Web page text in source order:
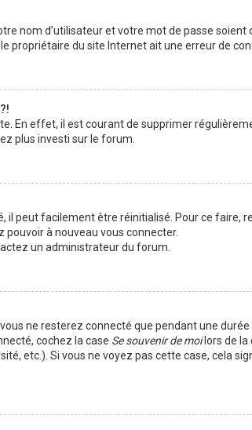
nom d’utilisateur et votre mot de passe
propriétaire du site Internet ait une erreur de
En effet, il est courant de supprimer
plus investi sur le forum.
il peut facilement être réinitialisé. Pour ce faire,
à nouveau vous connecter.
un administrateur du forum.
ne resterez connecté que pendant une
cochez la case Se souvenir de moilors de la
etc.). Si vous ne voyez pas cette case, cela